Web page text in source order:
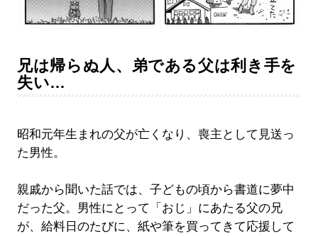
兄は帰らぬ人、弟である父は利き手を
失い…
昭和元年生まれの父が亡くなり、喪主として見送っ
た男性。
親戚から聞いた話では、子どもの頃から書道に夢中
だった父。男性にとって「おじ」にあたる父の兄
が、給料日のたびに、紙や筆を買ってきて応援して